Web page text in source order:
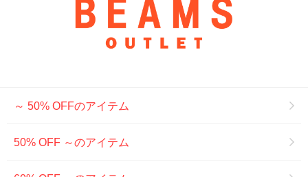
～ 50% OFFのアイテム
50% OFF ～のアイテム